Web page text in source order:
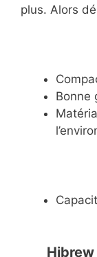
plus. Alors
Bonne